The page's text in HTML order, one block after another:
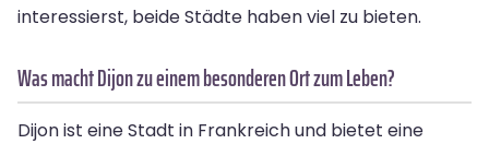
interessierst, beide Städte haben viel zu bieten.
Was macht Dijon zu einem besonderen Ort zum Leben?
Dijon ist eine Stadt in Frankreich und bietet eine